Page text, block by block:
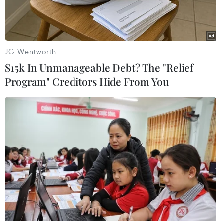
Một buddy ở Hà Nội dẫn du khách Australia trải nghiệm và
khám phá thủ đô. (Ảnh: CTV/Vietnam+)
Tubudd là nền tảng kết nối khách du lịch quốc
tế (travellers) với những người bạn bản địa
JG Wentworth
$15k In Unmanageable Debt? The "Relief
Program" Creditors Hide From You